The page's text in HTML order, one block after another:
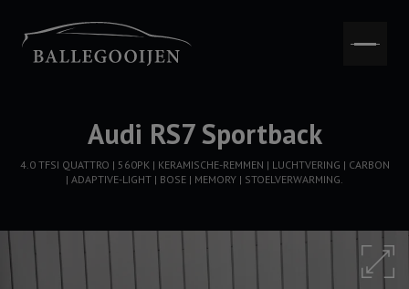
Audi RS7 Sportback
4.0 TFSI QUATTRO | 560PK | KERAMISCHE-REMMEN | LUCHTVERING | CARBON
| ADAPTIVE-LIGHT | BOSE | MEMORY | STOELVERWARMING.